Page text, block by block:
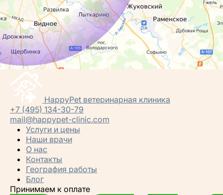
HappyPet ветеринарная клиника
+7 (495) 134-30-79
mail@happypet-clinic.com
Услуги и цены
Наши врачи
О нас
Контакты
География работы
Блог
Принимаем к оплате